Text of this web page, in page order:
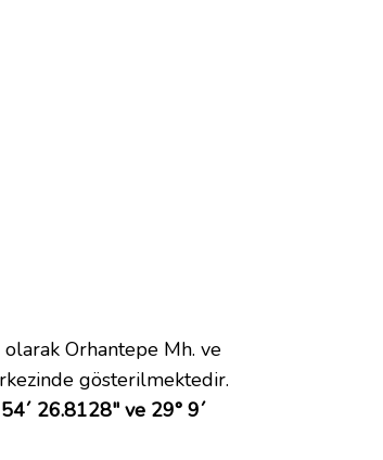
Orhantepe Mh. ve
gösterilmektedir.
26.8128" ve 29° 9´